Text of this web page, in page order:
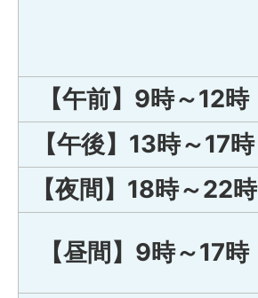
【午前】9時～12時
【午後】13時～17時
【夜間】18時～22時
【昼間】9時～17時